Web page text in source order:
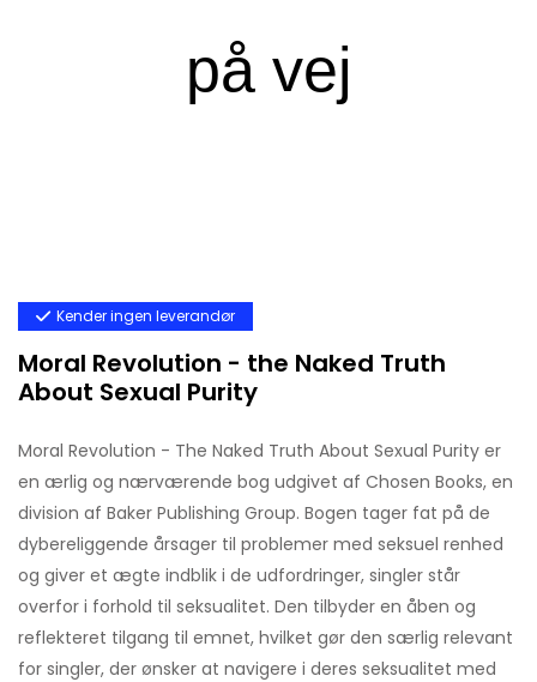
Kender ingen leverandør
Moral Revolution - the Naked Truth
About Sexual Purity
Moral Revolution - The Naked Truth About Sexual Purity er
en ærlig og nærværende bog udgivet af Chosen Books, en
division af Baker Publishing Group. Bogen tager fat på de
dybereliggende årsager til problemer med seksuel renhed
og giver et ægte indblik i de udfordringer, singler står
overfor i forhold til seksualitet. Den tilbyder en åben og
reflekteret tilgang til emnet, hvilket gør den særlig relevant
for singler, der ønsker at navigere i deres seksualitet med